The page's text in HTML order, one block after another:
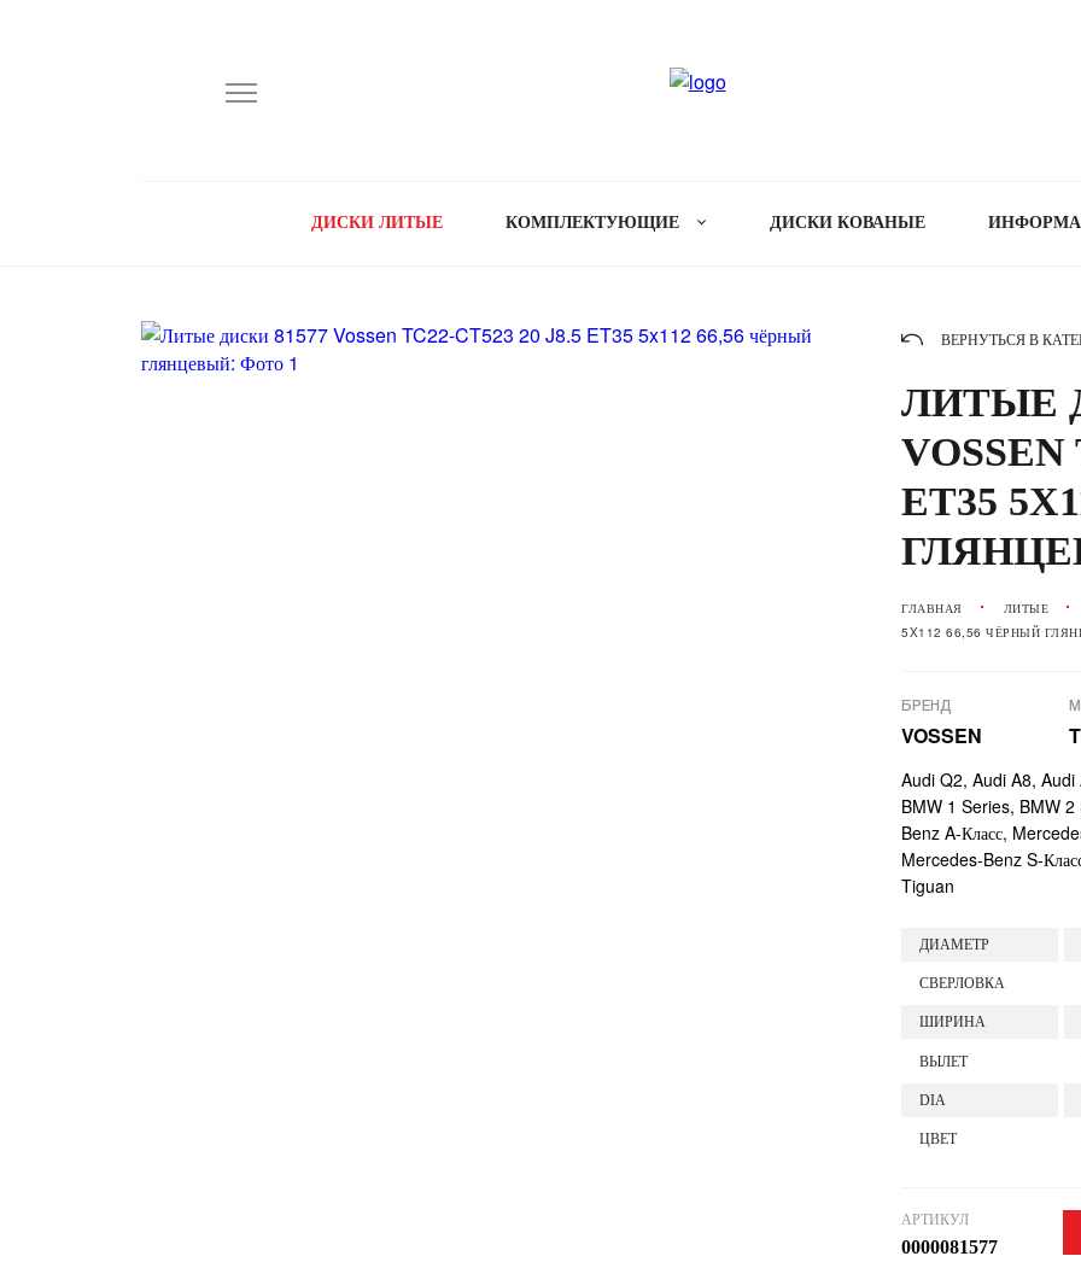
ДИСКИ ЛИТЫЕ КОМПЛЕКТУЮЩИЕ ДИСКИ КОВАНЫЕ
ВЕРНУТЬСЯ В
ЛИТЫЕ
VOSSEN
ET35
ГЛАВНАЯ ЛИТЫЕ
5X112 66,56 ЧЁРНЫЙ
БРЕНД
VOSSEN
Audi Q2, Audi A8,
BMW 1 Series, BMW
Benz A-Класс,
Mercedes-Benz S-
Tiguan
ДИАМЕТР
СВЕРЛОВКА
ШИРИНА
ВЫЛЕТ
DIA
ЦВЕТ
АРТИКУЛ
0000081577